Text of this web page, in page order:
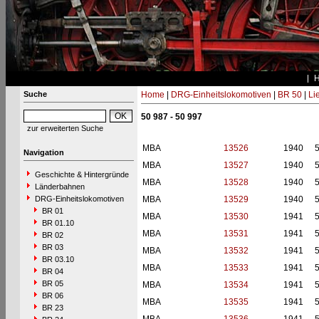
Suche
zur erweiterten Suche
Navigation
Geschichte & Hintergründe
Länderbahnen
DRG-Einheitslokomotiven
BR 01
BR 01.10
BR 02
BR 03
BR 03.10
BR 04
BR 05
BR 06
BR 23
Home DRG-Einheitslokomotiven BR 50|
50 987 - 50 997
MBA 13526 1940
MBA
13527 1940
MBA
13528 1940
MBA
13529 1940
MBA
13530 1941
MBA
13531 1941
MBA
13532 1941
MBA
13533 1941
MBA
13534 1941
MBA
13535 1941